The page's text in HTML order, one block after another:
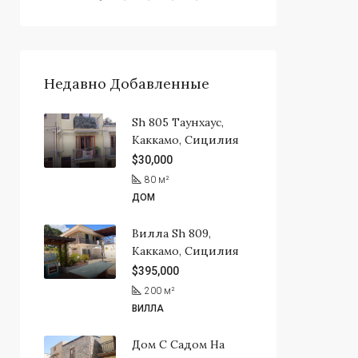
Недавно Добавленные
Sh 805 Таунхаус,
Каккамо, Сицилия
$30,000
80 м²
ДОМ
Вилла Sh 809,
Каккамо, Сицилия
$395,000
200 м²
ВИЛЛА
Дом С Садом На